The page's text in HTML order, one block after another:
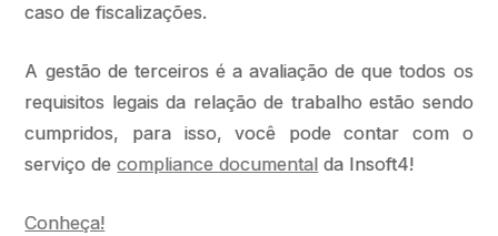
caso de fiscalizações.
A gestão de terceiros é a avaliação de que todos os
requisitos legais da relação de trabalho estão sendo
cumpridos, para isso, você pode contar com o
serviço decompliance documental da Insoft4!
Conheça!